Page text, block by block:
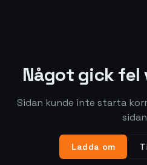
Något gick fel
Sidan kunde inte starta
Ladda om